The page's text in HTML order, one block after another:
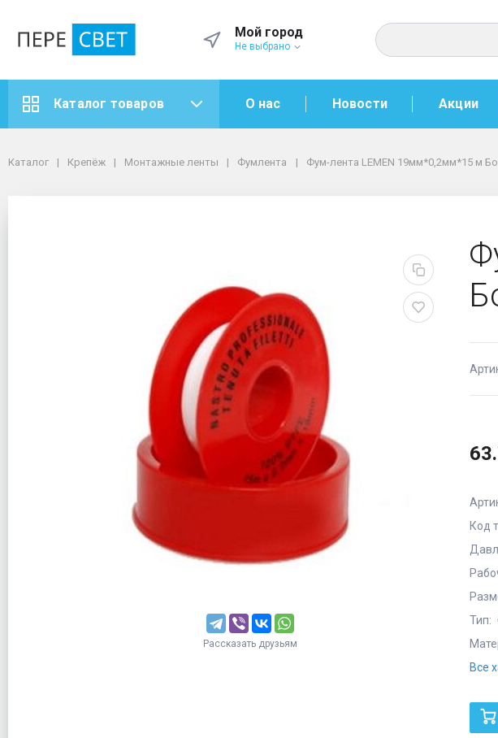
Мой город
Не выбрано
Каталог товаров О нас Новости Акции
Каталог
Крепёж
Фумлента
Фум-лента LEMEN 19мм*0,2мм*15 м Большая
Каталог Крепёж Монтажные ленты Фумлента Фум-лента LEMEN 19мм*0,2мм*15 м
Рассказать друзьям
Код
Тип:
Все